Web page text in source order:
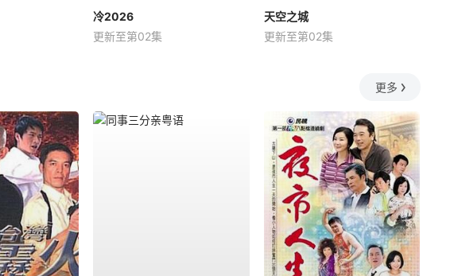
冷2026
更新至第02集
天空之城
更新至第02集
更多